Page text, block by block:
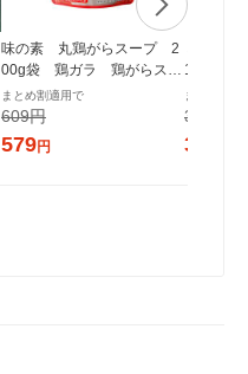
味の素 丸鶏がらスープ 2
00g袋 鶏ガラ 鶏がらスー
プの素
まとめ割適用で
609円
579円
1本 国産
まとめ割適
375円
357